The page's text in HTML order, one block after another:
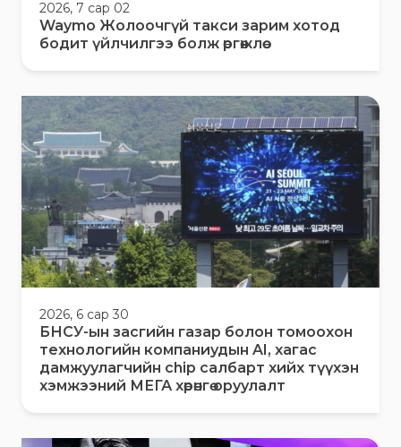
2026, 7 сар 02
Waymo Жолоочгүй такси зарим хотод
бодит үйлчилгээ болж өргөжлөө
2026, 6 сар 30
БНСУ-ын засгийн газар болон томоохон
технологийн компаниудын AI, хагас
дамжуулагчийн chip салбарт хийх түүхэн
хэмжээний МЕГА хөрөнгө оруулалт